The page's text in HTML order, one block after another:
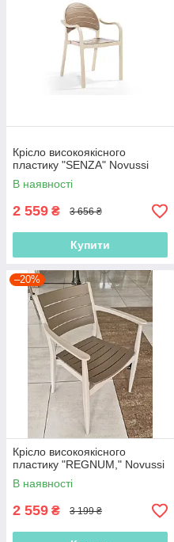
Крісло високоякісного
пластику "SENZA" Novussi
В наявності
2 559 ₴ 3 656 ₴
Купити
–20%
Крісло високоякісного
пластику "REGNUM," Novussi
В наявності
2 559 ₴ 3 199 ₴